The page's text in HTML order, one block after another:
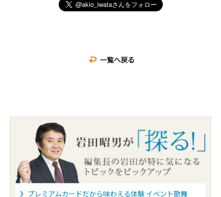
プレミアムカードだから味わえる体験 イベント歌舞